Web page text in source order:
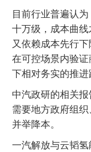
目前行业普遍认
十万级，成本曲
又依赖成本先行
在可控场景内验
下相对务实的推进
中汽政研的相关
需要地方政府组
并举降本。
一汽解放与云韬